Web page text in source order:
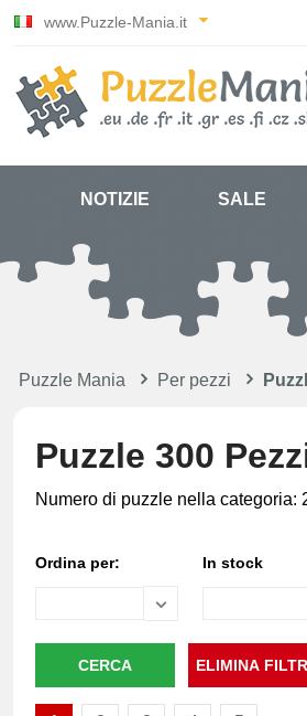
www.Puzzle-Mania.it
NOTIZIE SALE
Puzzle Mania Per pezzi
Puzzle 300
Numero di puzzle nella categoria:
Ordina per: In stock